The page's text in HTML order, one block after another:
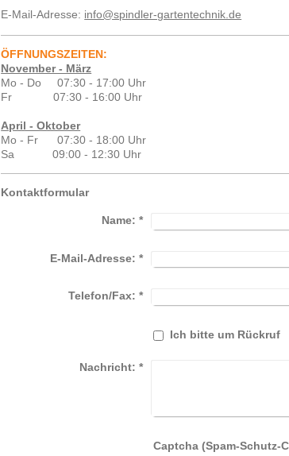
E-Mail-Adresse: info@spindler-gartentechnik.de
ÖFFNUNGSZEITEN:
November - März
Mo - Do 07:30 - 17:00 Uhr
Fr 07:30 - 16:00 Uhr
April - Oktober
Mo - Fr 07:30 - 18:00 Uhr
Sa 09:00 - 12:30 Uhr
Kontaktformular
Name: *
E-Mail-Adresse: *
Telefon/Fax: *
Ich bitte um Rückruf
Nachricht: *